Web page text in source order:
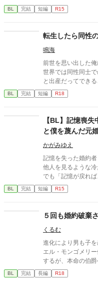
放されてしまう。 『必要最低限関わるな』 『愛人を作るな』
『男遊びならしてもいい』 ディートリヒから実家
め上手なラキの周
方、ディートリヒ
BL 完結 短編 R15
転生したら同性
鳴海
前世を思い出した
世界では同性同士
と出産だってでき
ど、それは前世を
儘で傲慢な俺は、学園でも嫌われ
約者とも仲直りし
BL 完結 短編 R18
【BL】記憶喪失
と僕を蔑んだ元
ので、今更記憶
かがみゆえ
記憶を失った婚約
他人を見るような
でも「記憶が戻れ
コラス。 しかし、
りながら嘲笑した時、ついに
隣国へ留学するこ
幸福を掴んだニコ
ヴィンが現れるが
くて―――……。
BL 完結 短編 R15
５回も婚約破棄
くるむ
進化により男も子
エル・モンゴメリ
するが、本命の伯
う。その後辛い日
も婚約破棄をされ
BL 完結 長編 R18